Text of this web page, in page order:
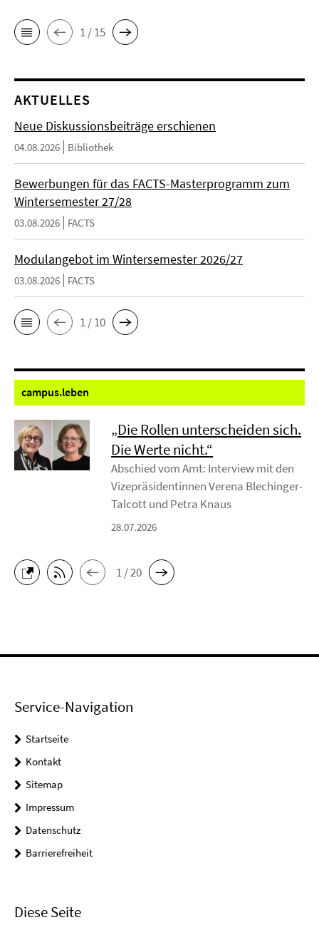
1 / 15
AKTUELLES
Neue Diskussionsbeiträge erschienen
04.08.2026 Bibliothek
Bewerbungen für das FACTS-Masterprogramm zum
Wintersemester 27/28
03.08.2026 FACTS
Modulangebot im Wintersemester 2026/27
03.08.2026 FACTS
1 / 10
campus.leben
„Die Rollen unterscheiden sich.
Die Werte nicht.“
Abschied vom Amt: Interview mit den
Vizepräsidentinnen Verena Blechinger-
Talcott und Petra Knaus
28.07.2026
1 / 20
Service-Navigation
Startseite
Kontakt
Sitemap
Impressum
Datenschutz
Barrierefreiheit
Diese Seite